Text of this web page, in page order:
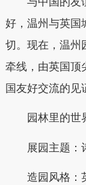
好，温州与英国
切。现在，温州
牵线，由英国顶
国友好交流的见
园林里的世
展园主题：诗
造园风格：英